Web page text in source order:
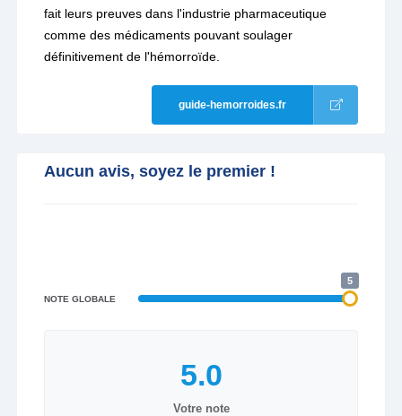
fait leurs preuves dans l'industrie pharmaceutique
comme des médicaments pouvant soulager
définitivement de l'hémorroïde.
guide-hemorroides.fr
Aucun avis, soyez le premier !
NOTE GLOBALE
5
Votre note